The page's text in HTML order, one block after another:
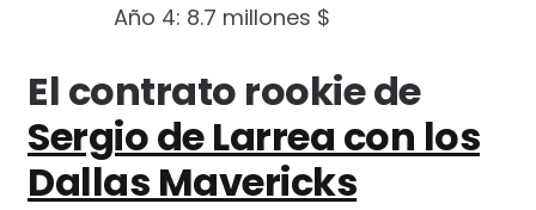
Año 4: 8.7 millones $
El contrato rookie de
Sergio de Larrea con los
Dallas Mavericks